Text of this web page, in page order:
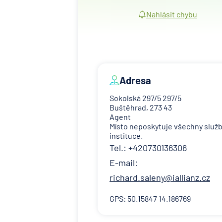
Nahlásit chybu
Adresa
Sokolská 297/5 297/5
Buštěhrad, 273 43
Agent
Místo neposkytuje všechny
instituce.
Tel.: +420730136306
E-mail:
richard.saleny@iallianz.cz
GPS: 50.15847 14.186769